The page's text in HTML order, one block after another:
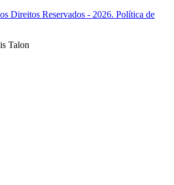
Direitos Reservados - 2026. Política de
Talon